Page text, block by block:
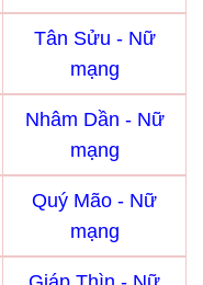
Tân Sửu - Nữ
mạng
Nhâm Dần - Nữ
mạng
Quý Mão - Nữ
mạng